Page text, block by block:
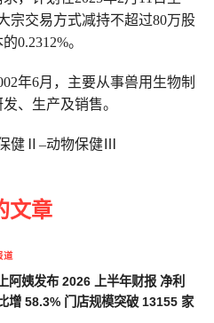
宗交易方式减持不超过80万股
0.2312%。
年6月，主要从事兽用生物制
、生产及销售。
健Ⅱ–动物保健Ⅲ
文章
道
阿姨发布 2026 上半年财报 净利
增 58.3% 门店规模突破 13155 家